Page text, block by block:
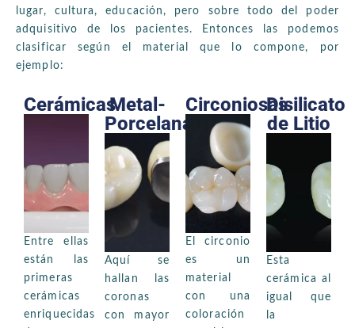
lugar, cultura, educación, pero sobre todo del poder
adquisitivo de los pacientes. Entonces las podemos
clasificar según el material que lo compone, por
ejemplo:
Cerámicas
Entre ellas
están las
primeras
cerámicas
enriquecidas
Metal-
Porcelana
Aquí se
hallan las
coronas
con mayor
Circoniosas
El circonio
es un
material
con una
coloración
Disilicato
de Litio
Esta
cerámica al
igual que
la